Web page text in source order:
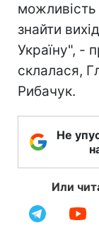
знайти
Україну", -
склалася,
Рибачук.
Не
Или